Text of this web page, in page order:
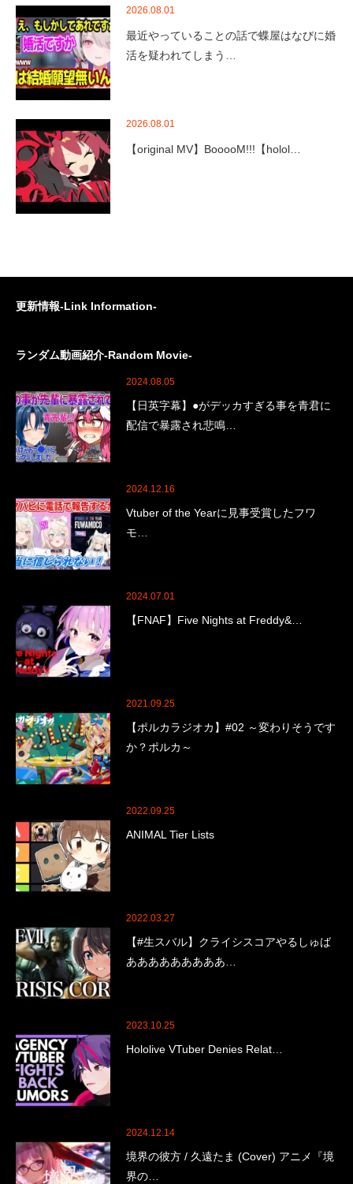
2026.08.01
最近やっていることの話で蝶屋はなびに婚
活を疑われてしまう…
2026.08.01
【original MV】BooooM!!!【holol…
更新情報-Link Information-
ランダム動画紹介-Random Movie-
2024.08.05
【日英字幕】●がデッカすぎる事を青君に
配信で暴露され悲鳴…
2024.12.16
Vtuber of the Yearに見事受賞したフワ
モ…
2024.07.01
【FNAF】Five Nights at Freddy&…
2021.09.25
【ポルカラジオカ】#02 ～変わりそうです
か？ポルカ～
2022.09.25
ANIMAL Tier Lists
2022.03.27
【#生スバル】クライシスコアやるしゅば
あああああああああ…
2023.10.25
Hololive VTuber Denies Relat…
2024.12.14
境界の彼方 / 久遠たま (Cover) アニメ『境
界の…